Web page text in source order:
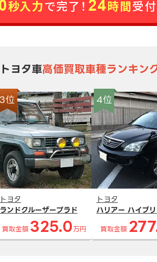
ヨタ車高価買取車種ランキン
3位
トヨタ
ランドクルーザープラド
買取金額 325.0 万円
4位
トヨタ
ハリアー ハイブ
買取金額